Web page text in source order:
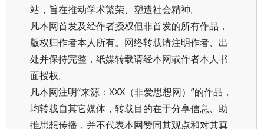
站，旨在推动学术繁荣、塑造社会精神。
凡本网首发及经作者授权但非首发的所有作品，
版权归作者本人所有。网络转载请注明作者、出
处并保持完整，纸媒转载请经本网或作者本人书
面授权。
凡本网注明“来源：XXX（非爱思想网）”的作品，
均转载自其它媒体，转载目的在于分享信息、助
推思想传播，并不代表本网赞同其观点和对其真